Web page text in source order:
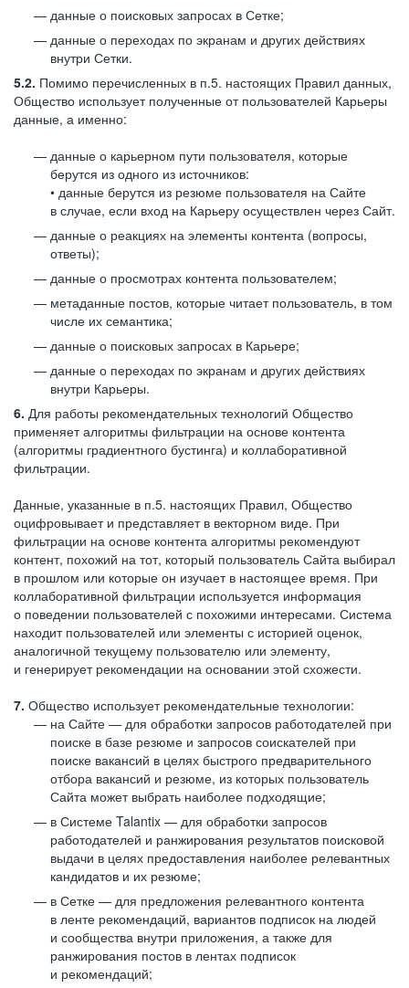
данные о поисковых запросах в Сетке;
данные о переходах по экранам и других действиях
внутри Сетки.
5.2. Помимо перечисленных в п.5. настоящих Правил данных,
Общество использует полученные от пользователей Карьеры
данные, а именно:
данные о карьерном пути пользователя, которые
берутся из одного из источников:
• данные берутся из резюме пользователя на Сайте
в случае, если вход на Карьеру осуществлен через Сайт.
данные о реакциях на элементы контента (вопросы,
ответы);
данные о просмотрах контента пользователем;
метаданные постов, которые читает пользователь, в том
числе их семантика;
данные о поисковых запросах в Карьере;
данные о переходах по экранам и других действиях
внутри Карьеры.
6. Для работы рекомендательных технологий Общество
применяет алгоритмы фильтрации на основе контента
(алгоритмы градиентного бустинга) и коллаборативной
фильтрации.
Данные, указанные в п.5. настоящих Правил, Общество
оцифровывает и представляет в векторном виде. При
фильтрации на основе контента алгоритмы рекомендуют
контент, похожий на тот, который пользователь Сайта выбирал
в прошлом или которые он изучает в настоящее время. При
коллаборативной фильтрации используется информация
о поведении пользователей с похожими интересами. Система
находит пользователей или элементы с историей оценок,
аналогичной текущему пользователю или элементу,
и генерирует рекомендации на основании этой схожести.
7. Общество использует рекомендательные технологии:
на Сайте — для обработки запросов работодателей при
поиске в базе резюме и запросов соискателей при
поиске вакансий в целях быстрого предварительного
отбора вакансий и резюме, из которых пользователь
Сайта может выбрать наиболее подходящие;
в Системе Talantix — для обработки запросов
работодателей и ранжирования результатов поисковой
выдачи в целях предоставления наиболее релевантных
кандидатов и их резюме;
в Сетке — для предложения релевантного контента
в ленте рекомендаций, вариантов подписок на людей
и сообщества внутри приложения, а также для
ранжирования постов в лентах подписок
и рекомендаций;